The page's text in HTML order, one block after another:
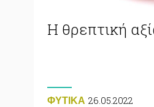
Η θρεπτική
ΦΥΤΙΚA 26.05.2022